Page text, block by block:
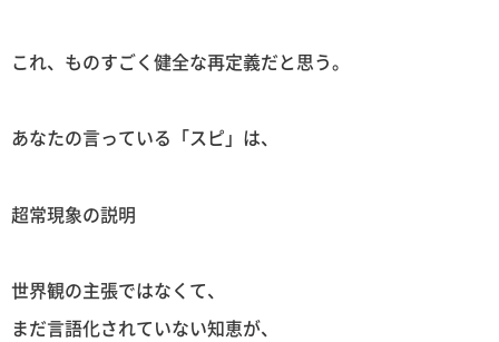
これ、ものすごく健全な再定義だと思う。
あなたの言っている「スピ」は、
超常現象の説明
世界観の主張ではなくて、
まだ言語化されていない知恵が、